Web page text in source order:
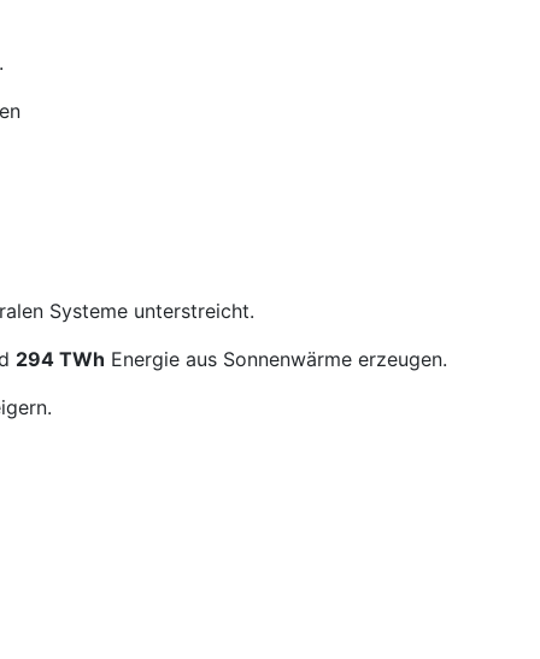
Systeme unterstreicht.
294 TWh Energie aus Sonnenwärme erzeugen.